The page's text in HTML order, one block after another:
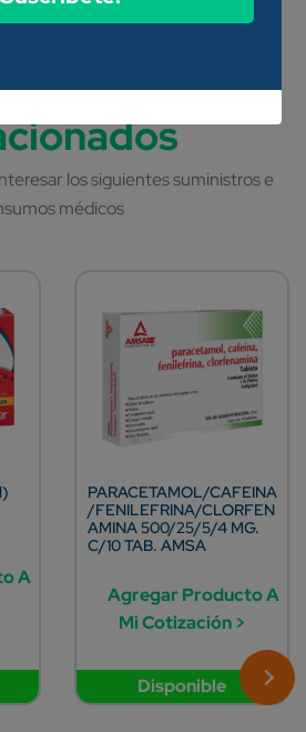
A
Disponible
PARACETAMOL/CAFEINA
/FENILEFRINA/CLORFEN
AMINA 500/25/5/4 MG.
C/10 TAB. AMSA
Agregar Producto A
Mi Cotización >